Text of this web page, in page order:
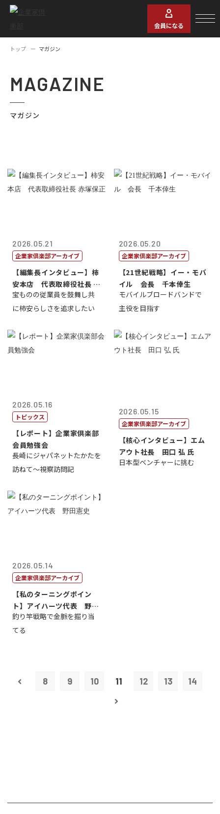
会員になる
トップ マガジン
MAGAZINE
マガジン
2026.05.21
企業家倶楽部アーカイブ
【編集長インタビュー】柿
安本店 代表取締役社長 赤
塚保正
宝ものの従業員を鼓舞し共
に柿安らしさを追求したい
2026.05.20
企業家倶楽部アーカイブ
【21世紀戦略】イー・モバ
イル 会長 千本倖生
モバイルブロードバンドで
主役を目指す
2026.05.16
トピックス
【レポート】企業家倶楽部
会員勉強会
長崎にジャパネットたかたを
訪ねて～視察訪問記
2026.05.15
企業家倶楽部アーカイブ
【核心インタビュー】エム
アウト社長 田口 弘 氏
日本型ベンチャーに挑む
2026.05.14
企業家倶楽部アーカイブ
【私のターニングポイン
ト】アイハーツ代表 野田
憲史
釣り竿戦略で金脈を掘り当
てる
8 9 10 11 12 13 14